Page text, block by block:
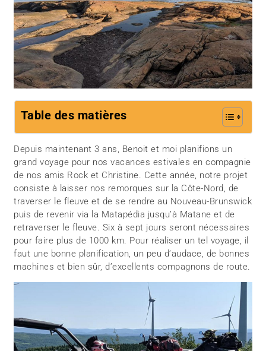
Table des matières
Depuis maintenant 3 ans, Benoit et moi planifions un
grand voyage pour nos vacances estivales en compagnie
de nos amis Rock et Christine. Cette année, notre projet
consiste à laisser nos remorques sur la Côte-Nord, de
traverser le fleuve et de se rendre au Nouveau-Brunswick
puis de revenir via la Matapédia jusqu’à Matane et de
retraverser le fleuve. Six à sept jours seront nécessaires
pour faire plus de 1000 km. Pour réaliser un tel voyage, il
faut une bonne planification, un peu d’audace, de bonnes
machines et bien sûr, d’excellents compagnons de route.